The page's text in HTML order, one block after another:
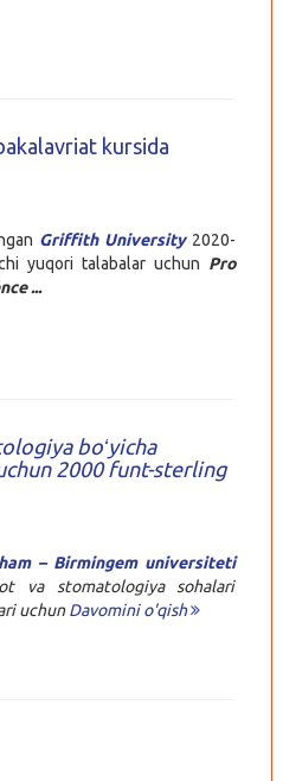
kursida
Griffith University2020-
yuqori talabalar uchun Pro
...
boʻyicha
2000 funt-sterling
– Birmingem universiteti
va stomatologiya sohalari
uchunDavomini o'qish